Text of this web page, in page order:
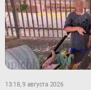
13:18, 9 августа 2026